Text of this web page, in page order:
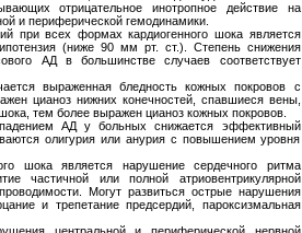
отрицательное инотропное действие на
и периферической гемодинамики.
при всех формах кардиогенного шока является
(ниже 90 мм рт. ст.). Степень снижения
АД в большинстве случаев соответствует
выраженная бледность кожных покровов с
цианоз нижних конечностей, спавшиеся вены,
тем более выражен цианоз кожных покровов.
АД у больных снижается эффективный
олигурия или анурия с повышением уровня
шока является нарушение сердечного ритма
частичной или полной атриовентрикулярной
Могут развиться острые нарушения
и трепетание предсердий, пароксизмальная